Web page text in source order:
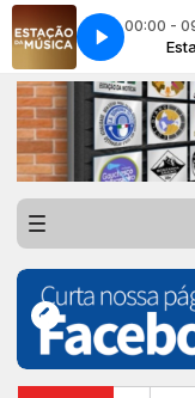
00:00 -
Barbosa
01